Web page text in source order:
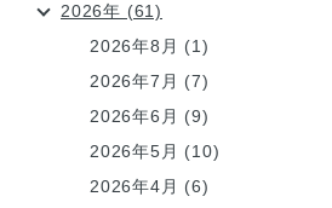
2026年 (61)
2026年8月 (1)
2026年7月 (7)
2026年6月 (9)
2026年5月 (10)
2026年4月 (6)